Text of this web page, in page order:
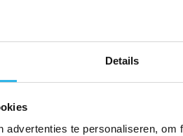
Details
advertenties te personaliseren,